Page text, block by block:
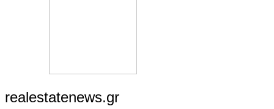
realestatenews.gr